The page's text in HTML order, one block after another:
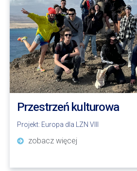
Przestrzeń kulturowa
Projekt: Europa dla LZN VIII
zobacz więcej